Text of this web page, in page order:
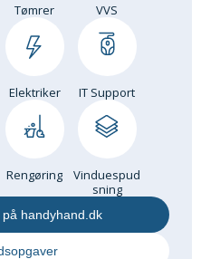
Tømrer VVS
Elektriker IT Support
Rengøring
Vinduespud
sning
handyhand.dk